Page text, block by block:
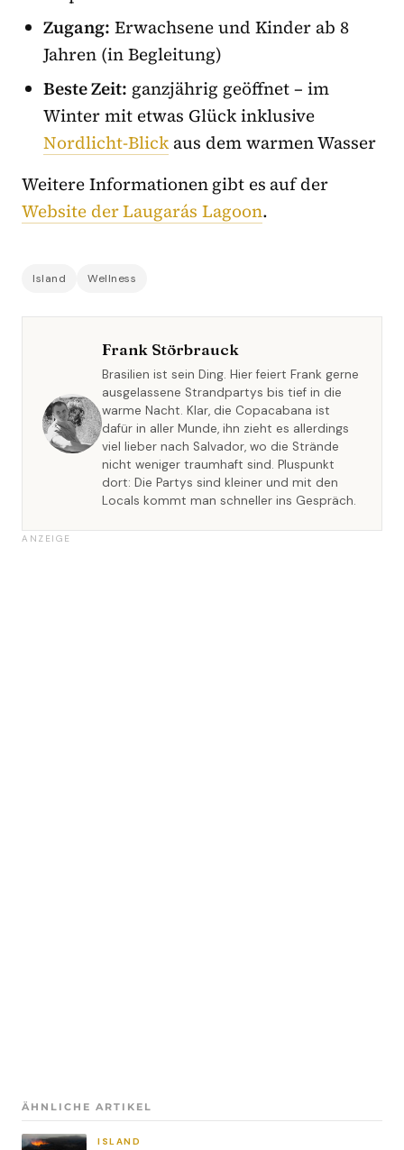
Zugang: Erwachsene und Kinder ab 8
Jahren (in Begleitung)
Beste Zeit: ganzjährig geöffnet – im
Winter mit etwas Glück inklusive
Nordlicht-Blick aus dem warmen Wasser
Weitere Informationen gibt es auf der
Website der Laugarás Lagoon.
Island Wellness
Frank Störbrauck
Brasilien ist sein Ding. Hier feiert Frank gerne
ausgelassene Strandpartys bis tief in die
warme Nacht. Klar, die Copacabana ist
dafür in aller Munde, ihn zieht es allerdings
viel lieber nach Salvador, wo die Strände
nicht weniger traumhaft sind. Pluspunkt
dort: Die Partys sind kleiner und mit den
Locals kommt man schneller ins Gespräch.
ANZEIGE
ÄHNLICHE ARTIKEL
ISLAND